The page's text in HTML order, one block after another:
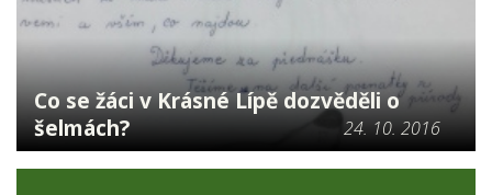
Co se žáci v Krásné Lípě dozvěděli o
šelmách?
24. 10. 2016